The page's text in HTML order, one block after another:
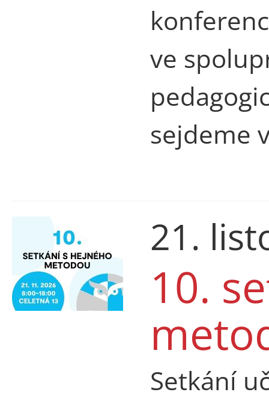
ve
sejdeme
21.
10.
Setkání